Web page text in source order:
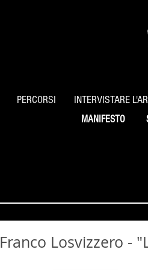
PERCORSI INTERVISTARE
MANIFESTO
Franco Losvizzero -